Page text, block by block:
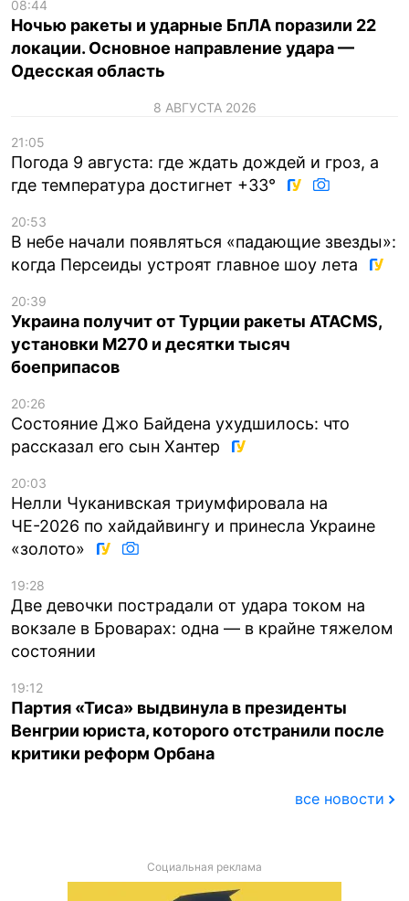
08:44
Ночью ракеты и ударные БпЛА поразили 22
локации. Основное направление удара —
Одесская область
8 АВГУСТА 2026
21:05
Погода 9 августа: где ждать дождей и гроз, а
где температура достигнет +33°
20:53
В небе начали появляться «падающие звезды»:
когда Персеиды устроят главное шоу лета
20:39
Украина получит от Турции ракеты ATACMS,
установки M270 и десятки тысяч
боеприпасов
20:26
Состояние Джо Байдена ухудшилось: что
рассказал его сын Хантер
20:03
Нелли Чуканивская триумфировала на
ЧЕ-2026 по хайдайвингу и принесла Украине
«золото»
19:28
Две девочки пострадали от удара током на
вокзале в Броварах: одна — в крайне тяжелом
состоянии
19:12
Партия «Тиса» выдвинула в президенты
Венгрии юриста, которого отстранили после
критики реформ Орбана
все новости
Социальная реклама